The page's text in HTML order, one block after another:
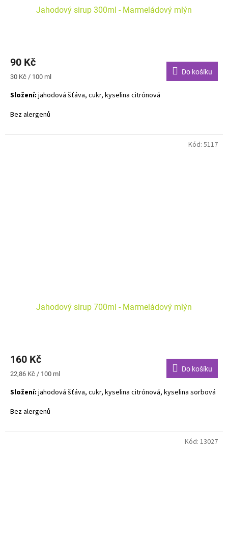
Jahodový sirup 300ml - Marmeládový mlýn
90 Kč
Měrná
30 Kč / 100 ml
Do košíku
Složení: jahodová šťáva, cukr, kyselina citrónová
Bez alergenů
Jahodový sirup 700ml - Marmeládový mlýn
160 Kč
Měrná
22,86 Kč / 100 ml
Do košíku
Složení: jahodová šťáva, cukr, kyselina citrónová, kyselina sorbová
Bez alergenů
Kód: 5117
Kód: 13027